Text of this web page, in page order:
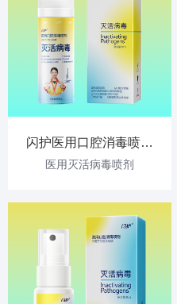
闪护医用口腔消毒喷剂
80ml
医用灭活病毒喷剂